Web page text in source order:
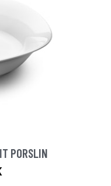
PORSLIN